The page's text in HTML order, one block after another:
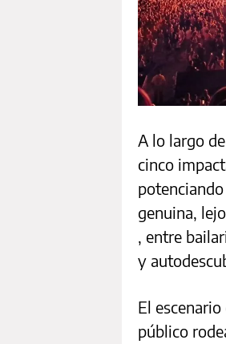
A lo largo
cinco
genuina,
, entre
y
El
público